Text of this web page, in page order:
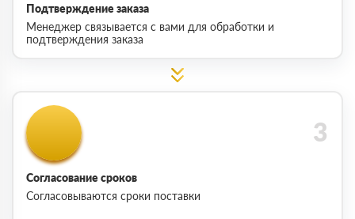
Подтверждение заказа
Менеджер связывается с вами для обработки и
подтверждения заказа
Согласование сроков
Согласовываются сроки поставки